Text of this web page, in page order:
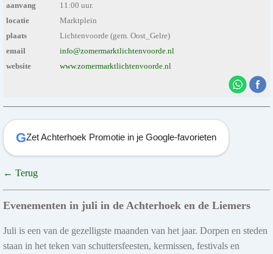
aanvang
11:00 uur.
locatie
Marktplein
plaats
Lichtenvoorde (gem. Oost_Gelre)
email
info@zomermarktlichtenvoorde.nl
website
www.zomermarktlichtenvoorde.nl
GZet Achterhoek Promotie in je Google-favorieten
← Terug
Evenementen in juli in de Achterhoek en de Liemers
Juli is een van de gezelligste maanden van het jaar. Dorpen en steden
staan in het teken van schuttersfeesten, kermissen, festivals en